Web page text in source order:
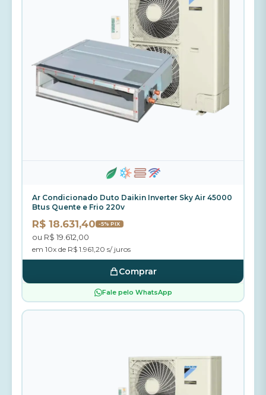
Ar Condicionado Duto Daikin Inverter Sky Air 45000
Btus Quente e Frio 220v
R$ 18.631,40 -5% PIX
ou R$ 19.612,00
em 10x de R$ 1.961,20 s/ juros
Comprar
Fale pelo WhatsApp